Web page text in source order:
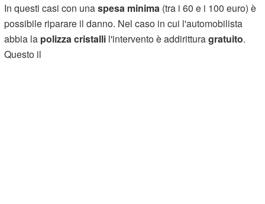
In questi casi con unaspesa minima (tra i 60 e i 100 euro) è
possibile riparare il danno. Nel caso in cui l'automobilista
abbia la polizza cristalli l'intervento è addiritturagratuito.
Questo il